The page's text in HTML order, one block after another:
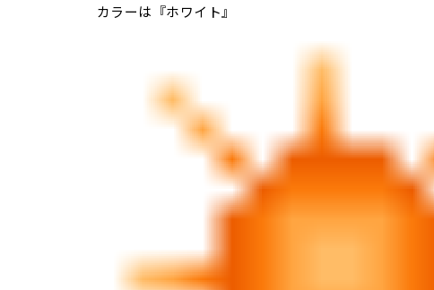
カラーは『ホワイト』